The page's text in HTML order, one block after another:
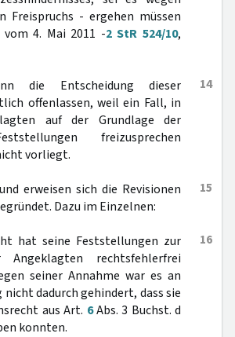
Freispruchs - ergehen müssen
4. Mai 2011 -2 StR 524/10,
14
die Entscheidung dieser
offenlassen, weil ein Fall, in
auf der Grundlage der
freizusprechen
vorliegt.
15
erweisen sich die Revisionen
Dazu im Einzelnen:
16
hat seine Feststellungen zur
Angeklagten rechtsfehlerfrei
seiner Annahme war es an
dadurch gehindert, dass sie
aus Art. 6Abs. 3 Buchst. d
konnten.